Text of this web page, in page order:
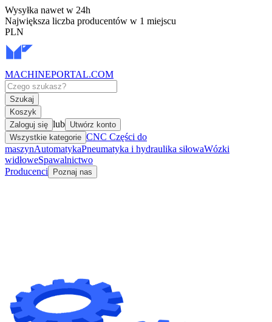
Wysyłka nawet w 24h
Największa liczba producentów w 1 miejscu
PLN
MACHINEPORTAL.COM
Szukaj
Koszyk
Zaloguj się lub Utwórz konto
Wszystkie kategorie CNC Części do
maszynAutomatykaPneumatyka i hydraulika siłowaWózki
widłoweSpawalnictwo
Producenci
Poznaj nas